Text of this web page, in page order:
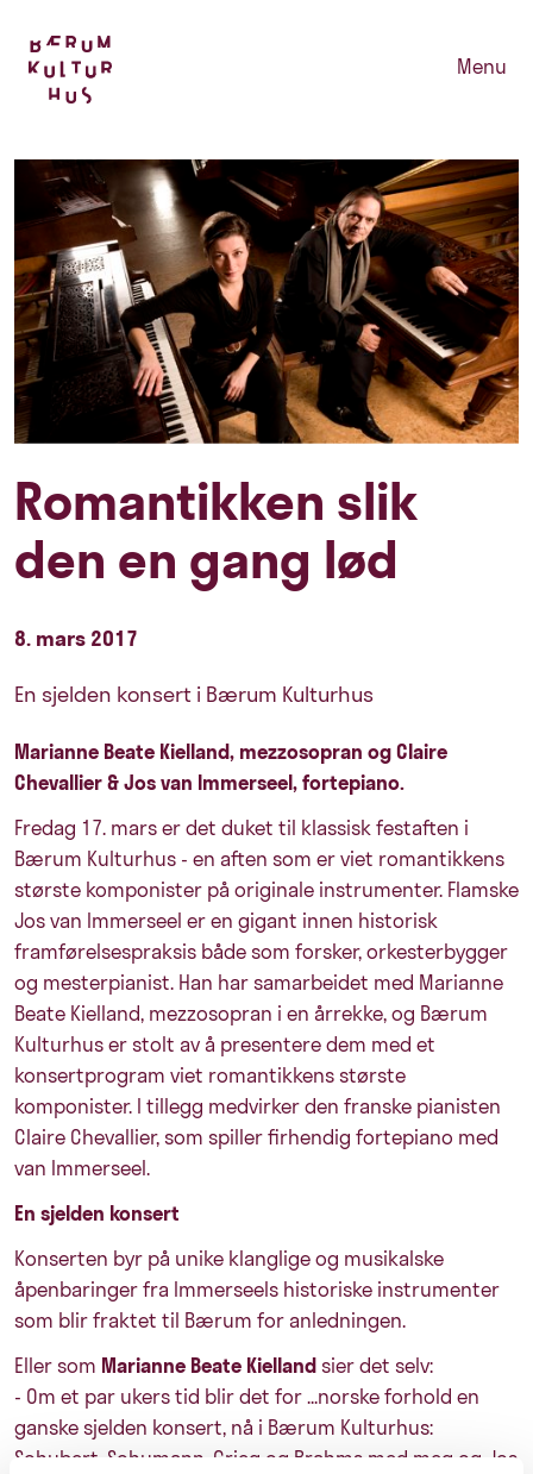
Menu
Romantikken slik
den en gang lød
8. mars 2017
En sjelden konsert i Bærum Kulturhus
Marianne Beate Kielland, mezzosopran og Claire
Chevallier & Jos van Immerseel, fortepiano.
Fredag 17. mars er det duket til klassisk festaften i
Bærum Kulturhus - en aften som er viet romantikkens
største komponister på originale instrumenter. Flamske
Jos van Immerseel er en gigant innen historisk
framførelsespraksis både som forsker, orkesterbygger
og mesterpianist. Han har samarbeidet med Marianne
Beate Kielland, mezzosopran i en årrekke, og Bærum
Kulturhus er stolt av å presentere dem med et
konsertprogram viet romantikkens største
komponister. I tillegg medvirker den franske pianisten
Claire Chevallier, som spiller firhendig fortepiano med
van Immerseel.
En sjelden konsert
Konserten byr på unike klanglige og musikalske
åpenbaringer fra Immerseels historiske instrumenter
som blir fraktet til Bærum for anledningen.
Eller som Marianne Beate Kiellandsier det selv:
- Om et par ukers tid blir det for ...norske forhold en
ganske sjelden konsert, nå i Bærum Kulturhus:
Schubert, Schumann, Grieg og Brahms med meg og Jos